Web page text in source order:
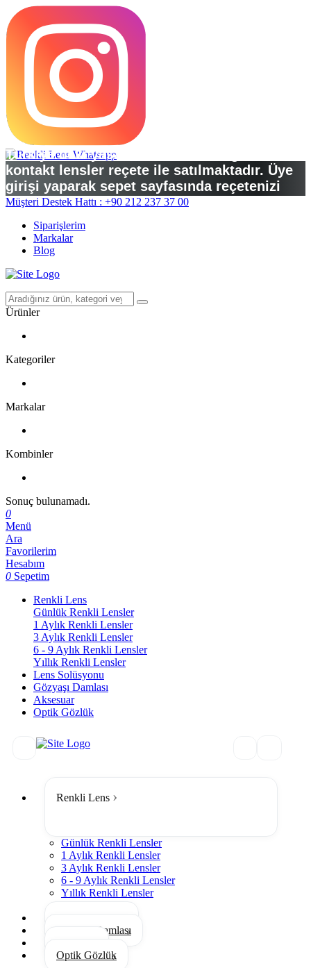
Türkiye’deki yasal düzenlemelere göre
kontakt lensler reçete ile satılmaktadır. Üye
girişi yaparak sepet sayfasında reçetenizi
yükleyebilirsiniz.
Müşteri Destek Hattı : +90 212 237 37 00
Siparişlerim
Markalar
Blog
Ürünler
Kategoriler
Markalar
Kombinler
Sonuç bulunamadı.
0
Menü
Ara
Favorilerim
Hesabım
0 Sepetim
Renkli Lens
Günlük Renkli Lensler
1 Aylık Renkli Lensler
3 Aylık Renkli Lensler
6 - 9 Aylık Renkli Lensler
Yıllık Renkli Lensler
Lens Solüsyonu
Gözyaşı Damlası
Aksesuar
Optik Gözlük
Renkli Lens
Günlük Renkli Lensler
1 Aylık Renkli Lensler
3 Aylık Renkli Lensler
6 - 9 Aylık Renkli Lensler
Yıllık Renkli Lensler
Gözyaşı Damlası
Optik Gözlük